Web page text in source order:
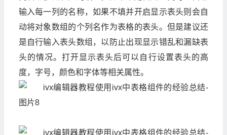
输入每一列的名称，如果不填并开启显示表头则会自
动将对象数组的个列名作为表格的表头。但是建议还
是自行输入表头数组，以防止出现显示错乱和漏缺表
头的情况。打开显示表头后可以自行设置表头的高
度，字号，颜色和字体等相关属性。